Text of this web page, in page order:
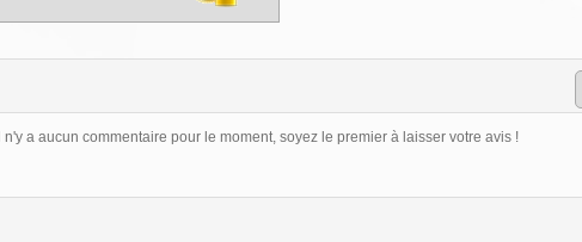
Il n'y a aucun commentaire pour le moment, soyez le premier à laisser votre avis !